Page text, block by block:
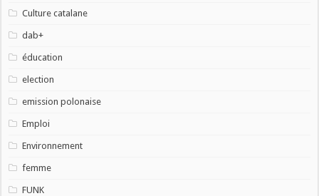
Culture catalane
dab+
éducation
election
emission polonaise
Emploi
Environnement
femme
FUNK